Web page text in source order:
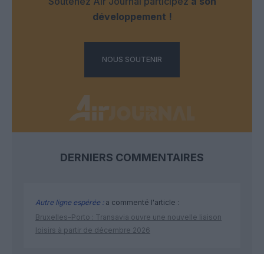
développement !
NOUS SOUTENIR
DERNIERS COMMENTAIRES
Autre ligne espérée :a commenté l'article :
Bruxelles–Porto : Transavia ouvre une nouvelle liaison
loisirs à partir de décembre 2026